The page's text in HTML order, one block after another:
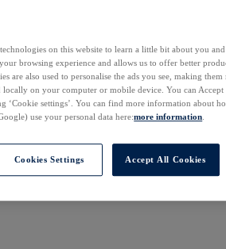
on this website to learn a little bit about you
browsing experience and allows us to offer better
are also used to personalise the ads you see, making
locally on your computer or mobile device. You can
‘Cookie settings’. You can find more information about
use your personal data here:more information
Cookies Settings Accept All Cookies